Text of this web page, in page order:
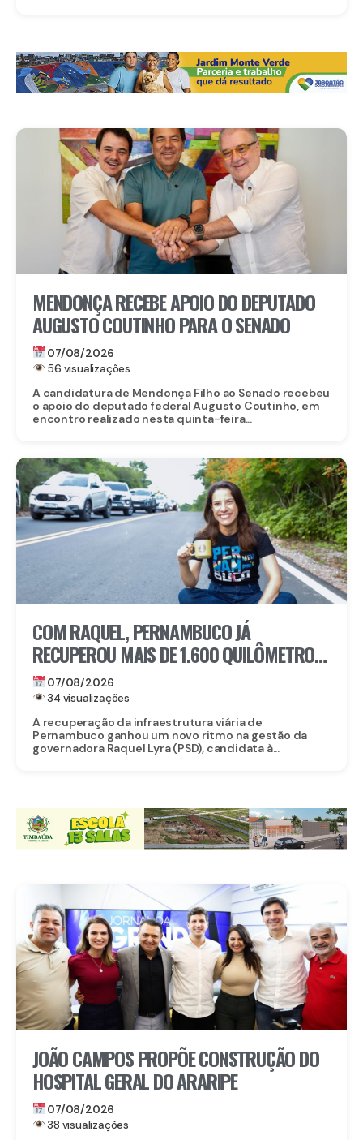
MENDONÇA RECEBE APOIO DO DEPUTADO
AUGUSTO COUTINHO PARA O SENADO
07/08/2026
56 visualizações
A candidatura de Mendonça Filho ao Senado recebeu
o apoio do deputado federal Augusto Coutinho, em
encontro realizado nesta quinta-feira...
COM RAQUEL, PERNAMBUCO JÁ
RECUPEROU MAIS DE 1.600 QUILÔMETROS
DE ESTRADAS
07/08/2026
34 visualizações
A recuperação da infraestrutura viária de
Pernambuco ganhou um novo ritmo na gestão da
governadora Raquel Lyra (PSD), candidata à...
JOÃO CAMPOS PROPÕE CONSTRUÇÃO DO
HOSPITAL GERAL DO ARARIPE
07/08/2026
38 visualizações